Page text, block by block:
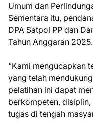
Umum dan
Sementara itu,
DPA Satpol PP dan
Tahun Anggaran 2025.
“Kami mengucapkan
yang telah
pelatihan ini dapat
berkompeten,
tugas di tengah